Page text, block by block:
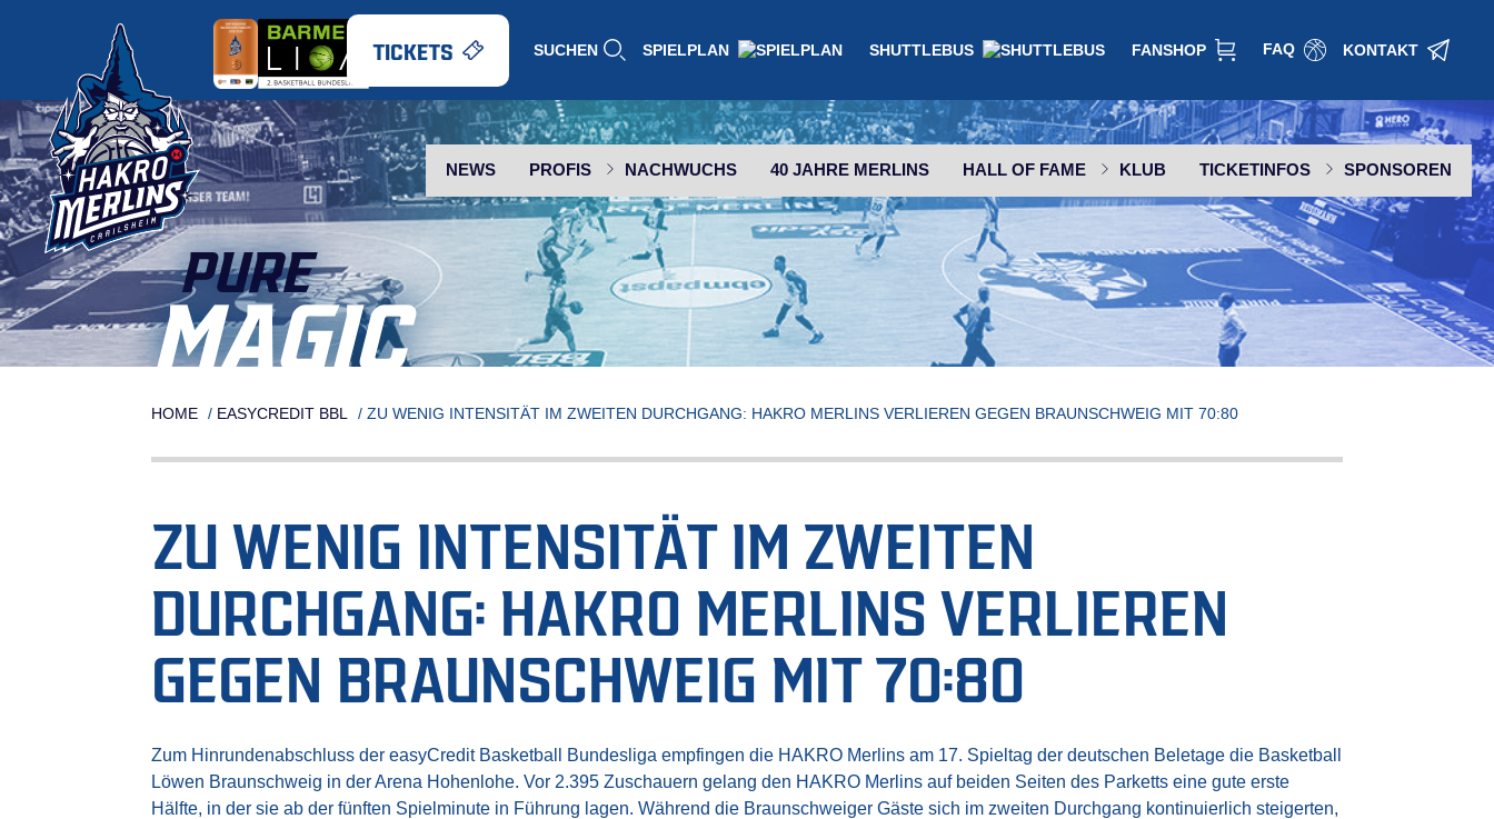
TICKETS SUCHEN SPIELPLAN SHUTTLEBUS FANSHOP FAQ KONTAKT
NEWS PROFIS NACHWUCHS 40 JAHRE MERLINS HALL OF FAME KLUB TICKETINFOS SPONSOREN
SPONSOR WERDEN
PURE
MAGIC
HOME / EASYCREDIT BBL / ZU WENIG INTENSITÄT IM ZWEITEN DURCHGANG: HAKRO MERLINS VERLIEREN GEGEN BRAUNSCHWEIG MIT 70:80
ZU WENIG INTENSITÄT IM ZWEITEN
DURCHGANG: HAKRO MERLINS VERLIEREN
GEGEN BRAUNSCHWEIG MIT 70:80
Zum Hinrundenabschluss der easyCredit Basketball Bundesliga empfingen die HAKRO Merlins am 17. Spieltag der deutschen Beletage die Basketball
Löwen Braunschweig in der Arena Hohenlohe. Vor 2.395 Zuschauern gelang den HAKRO Merlins auf beiden Seiten des Parketts eine gute erste
Hälfte, in der sie ab der fünften Spielminute in Führung lagen. Während die Braunschweiger Gäste sich im zweiten Durchgang kontinuierlich steigerten,